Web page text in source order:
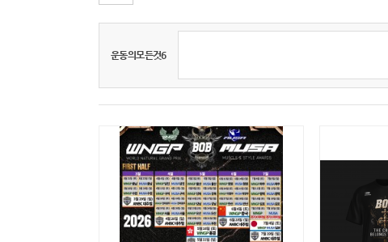
운동의모든것6